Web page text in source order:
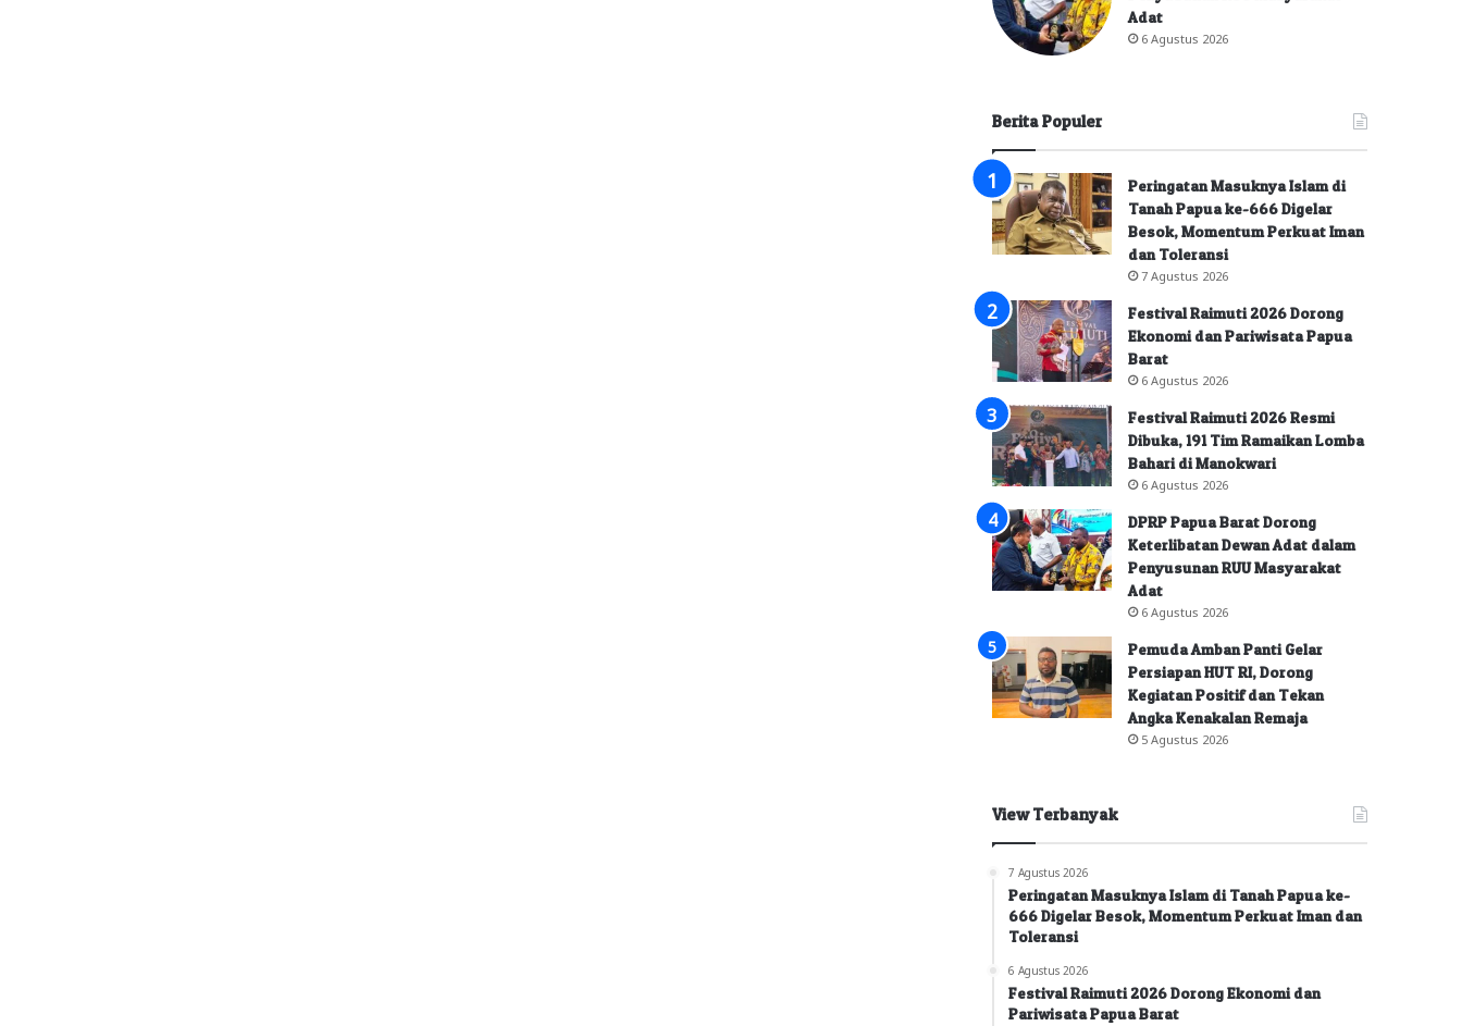
Adat
6 Agustus 2026
Berita Populer
Peringatan Masuknya Islam di
Tanah Papua ke-666 Digelar
Besok, Momentum Perkuat Iman
dan Toleransi
7 Agustus 2026
Festival Raimuti 2026 Dorong
Ekonomi dan Pariwisata Papua
Barat
6 Agustus 2026
Festival Raimuti 2026 Resmi
Dibuka, 191 Tim Ramaikan Lomba
Bahari di Manokwari
6 Agustus 2026
DPRP Papua Barat Dorong
Keterlibatan Dewan Adat dalam
Penyusunan RUU Masyarakat
Adat
6 Agustus 2026
Pemuda Amban Panti Gelar
Persiapan HUT RI, Dorong
Kegiatan Positif dan Tekan
Angka Kenakalan Remaja
5 Agustus 2026
View Terbanyak
7 Agustus 2026
Peringatan Masuknya Islam di Tanah Papua ke-
666 Digelar Besok, Momentum Perkuat Iman dan
Toleransi
6 Agustus 2026
Festival Raimuti 2026 Dorong Ekonomi dan
Pariwisata Papua Barat